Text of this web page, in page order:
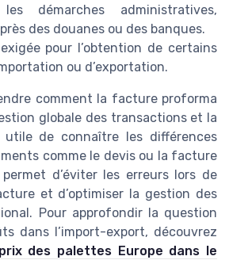
démarches administratives,
des douanes ou des banques.
pour l’obtention de certains
ou d’exportation.
comment la facture proforma
globale des transactions et la
de connaître les différences
comme le devis ou la facture
permet d’éviter les erreurs lors de
et d’optimiser la gestion des
Pour approfondir la question
dans l’import-export, découvrez
des palettes Europe dans le